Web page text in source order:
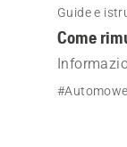
Guide e
Come
robot